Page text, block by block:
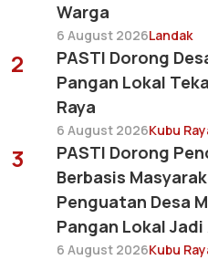
Warga
6 August 2026Landak
2
PASTI Dorong
Pangan Lokal
Raya
6 August 2026Kubu
3
PASTI Dorong
Berbasis
Penguatan Desa
Pangan Lokal
6 August 2026Kubu